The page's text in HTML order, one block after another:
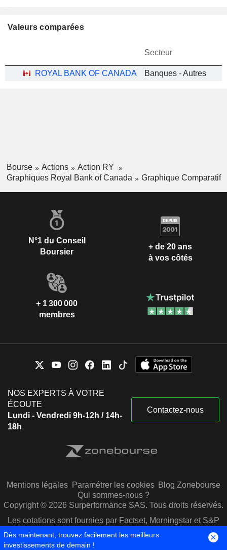
Valeurs comparées
Secteur
ROYAL BANK OF CANADA Banques - Autres
Bourse Actions
Action RY
Graphiques Royal Bank of Canada
Graphique Comparatif
N°1 du Conseil
Boursier
+ de 20 ans
à vos côtés
+ 1 300 000
membres
NOS EXPERTS À VOTRE
ÉCOUTE
Lundi - Vendredi 9h-12h / 14h-
18h
Contactez-nous
Mentions légales Paramétrer les cookies Blog Zonebourse
Qui sommes-nous ?
Copyright © 2026 Surperformance SAS. Tous droits réservés.
Les cotations sont fournies par Factset, Morningstar et S&P
Capital IQ
Dès maintenant, trouvez facilement les meilleurs
investissements de demain !